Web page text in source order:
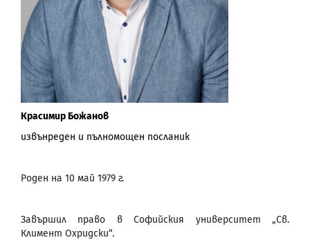
Красимир Божанов
извънреден и пълномощен посланик
Роден на 10 май 1979 г.
Завършил право в Софийския университет „Св.
Климент Охридски“.